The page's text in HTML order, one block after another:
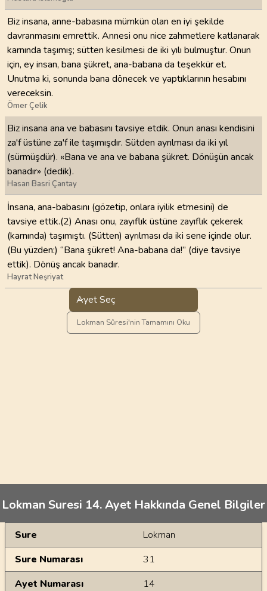
Biz insana, anne-babasına mümkün olan en iyi şekilde
davranmasını emrettik. Annesi onu nice zahmetlere katlanarak
karnında taşımış; sütten kesilmesi de iki yılı bulmuştur. Onun
için, ey insan, bana şükret, ana-babana da teşekkür et.
Unutma ki, sonunda bana dönecek ve yaptıklarının hesabını
vereceksin.
Ömer Çelik
Biz insana ana ve babasını tavsiye etdik. Onun anası kendisini
za'f üstüne za'f ile taşımışdır. Sütden ayrılması da iki yıl
(sürmüşdür). «Bana ve ana ve babana şükret. Dönüşün ancak
banadır» (dedik).
Hasan Basri Çantay
İnsana, ana-babasını (gözetip, onlara iyilik etmesini) de
tavsiye ettik.(2) Anası onu, zayıflık üstüne zayıflık çekerek
(karnında) taşımıştı. (Sütten) ayrılması da iki sene içinde olur.
(Bu yüzden:) “Bana şükret! Ana-babana da!” (diye tavsiye
ettik). Dönüş ancak banadır.
Hayrat Neşriyat
Ayet Seç
Lokman Sûresi'nin Tamamını Oku
Lokman Suresi 14. Ayet Hakkında Genel Bilgiler
Genel Bilgiler
Sure
Lokman
Sure Numarası
31
Ayet Numarası
14